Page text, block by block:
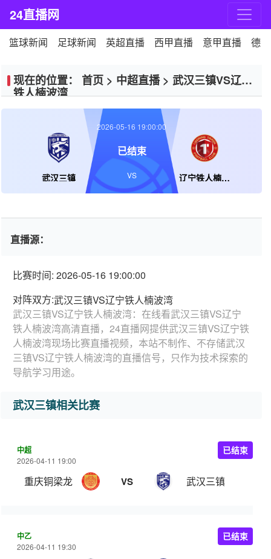
24直播网
篮球新闻 足球新闻 英超直播 西甲直播 意甲直播 德
现在的位置： 首页 > 中超直播> 武汉三镇VS辽宁
铁人楠波湾
武汉三镇 辽宁铁人楠波湾
2026-05-16 19:00:00
已结束
VS
直播源：
比赛时间: 2026-05-16 19:00:00
对阵双方:武汉三镇VS辽宁铁人楠波湾
武汉三镇VS辽宁铁人楠波湾：在线看武汉三镇VS辽宁
铁人楠波湾高清直播，24直播网提供武汉三镇VS辽宁铁
人楠波湾现场比赛直播视频，本站不制作、不存储武汉
三镇VS辽宁铁人楠波湾的直播信号，只作为技术探索的
导航学习用途。
武汉三镇相关比赛
中超
2026-04-11 19:00
重庆铜梁龙 VS 武汉三镇
已结束
中乙
2026-04-11 19:30
已结束